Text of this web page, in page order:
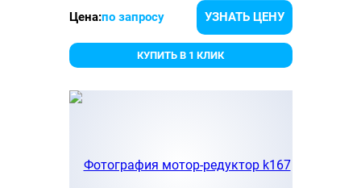
Цена:по запросу УЗНАТЬ ЦЕНУ
КУПИТЬ В 1 КЛИК